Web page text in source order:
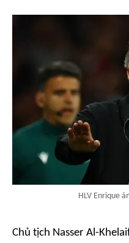
HLV Enrique
Chủ tịch Nasser Al-